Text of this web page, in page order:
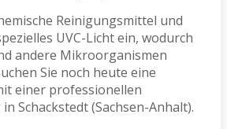
Reinigungsmittel und
UVC-Licht ein, wodurch
andere Mikroorganismen
Sie noch heute eine
einer professionellen
Schackstedt (Sachsen-Anhalt).